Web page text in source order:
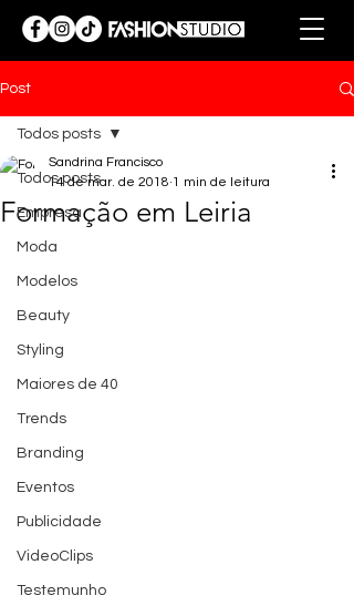
Post
Todos posts
Empresa
Moda
Modelos
Beauty
Styling
Maiores de 40
Trends
Branding
Eventos
Publicidade
VideoClips
Testemunho
Todos posts
Formação em Leiria
Sandrina Francisco
14 de mar. de 2018 1 min de leitura